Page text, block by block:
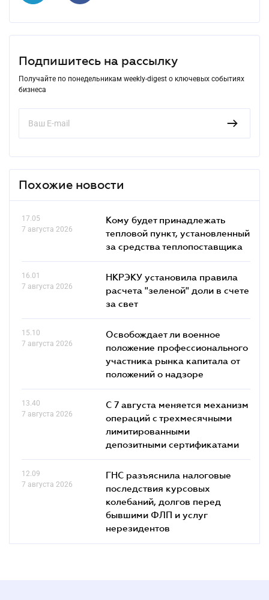
Подпишитесь на рассылку
Получайте по понедельникам weekly-digest о ключевых событиях
бизнеса
Похожие новости
17.05
7 августа 2026
Кому будет принадлежать
тепловой пункт, установленный
за средства теплопоставщика
16.01
7 августа 2026
НКРЭКУ установила правила
расчета "зеленой" доли в счете
за свет
15.10
7 августа 2026
Освобождает ли военное
положение профессионального
участника рынка капитала от
положений о надзоре
13.40
7 августа 2026
С 7 августа меняется механизм
операций с трехмесячными
лимитированными
депозитными сертификатами
12.09
7 августа 2026
ГНС разъяснила налоговые
последствия курсовых
колебаний, долгов перед
бывшими ФЛП и услуг
нерезидентов